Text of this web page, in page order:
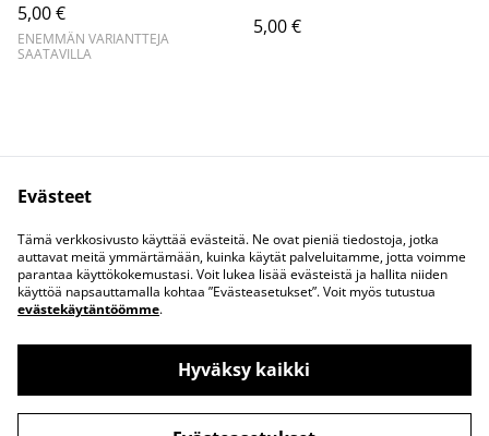
5,00 €
ENEMMÄN VARIANTTEJA
SAATAVILLA
5,00 €
Ota yhteyttä
Juridiset ehdot
Tietosuojakäytäntö
Evästekäytäntö
©2026Katja printtaa lohikäärmeitä
Evästeet
Tämä verkkosivusto käyttää evästeitä. Ne ovat pieniä tiedostoja, jotka
auttavat meitä ymmärtämään, kuinka käytät palveluitamme, jotta voimme
parantaa käyttökokemustasi. Voit lukea lisää evästeistä ja hallita niiden
käyttöä napsauttamalla kohtaa ”Evästeasetukset”. Voit myös tutustua
evästekäytäntöömme.
Hyväksy kaikki